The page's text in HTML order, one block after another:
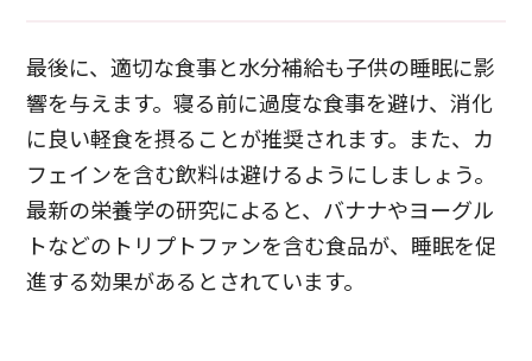
最後に、適切な食事と水分補給も子供の睡眠に影
響を与えます。寝る前に過度な食事を避け、消化
に良い軽食を摂ることが推奨されます。また、カ
フェインを含む飲料は避けるようにしましょう。
最新の栄養学の研究によると、バナナやヨーグル
トなどのトリプトファンを含む食品が、睡眠を促
進する効果があるとされています。